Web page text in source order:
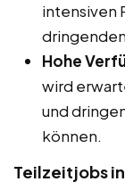
intensiven
Hohe
wird
und
können.
Teilzeitjobs